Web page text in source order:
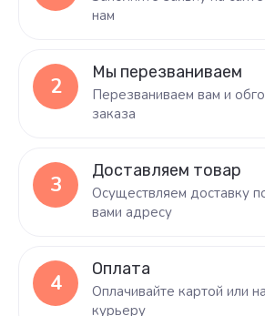
нам
2
Мы перезваниваем
Перезваниваем вам и
заказа
3
Доставляем товар
Осуществляем доставку
вами адресу
4
Оплата
Оплачивайте картой или
курьеру